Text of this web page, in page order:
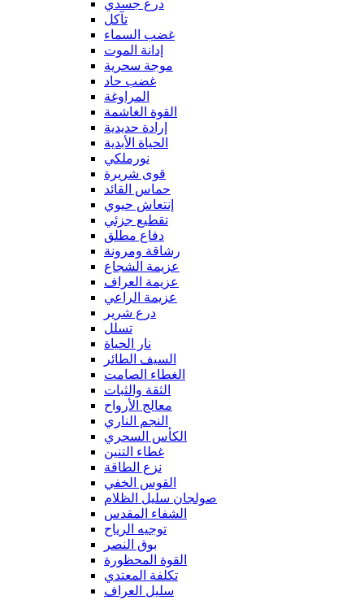
درع جسدي
تآكل
غضب السماء
إدانة الموت
موجة سحرية
غضب حاد
المراوغة
القوة الغاشمة
إرادة حديدية
الحياة الأبدية
نورملكي
قوى شريرة
حماس القائد
إنتعاش حيوي
تقطيع جزئي
دفاع مطلق
رشاقة ومرونة
عزيمة الشجاع
عزيمة العراف
عزيمة الراعي
درع شرير
تسلل
نار الحياة
السيف الطائر
الغطاء الصامت
الثقة والثبات
معالج الأرواح
النجم الناري
الكأس السحري
غطاء التنين
نزع الطاقة
القوس الخفي
صولجان سليل الظلام
الشفاء المقدس
توجيه الرياح
بوق النصر
القوة المحظورة
تكلفة المعتدي
سليل العراف